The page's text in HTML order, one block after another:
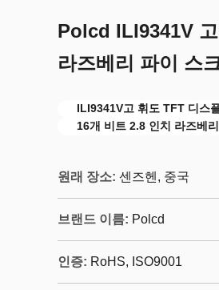
Polcd ILI9341V
라즈베리 파이 스
ILI9341V고 휘도 TFT 디스
16개 비트 2.8 인치 라즈베
원래 장소: 센즈헨, 중국
브랜드 이름: Polcd
인증: RoHS, ISO9001